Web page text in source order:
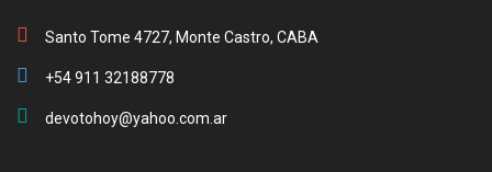
Santo Tome 4727, Monte Castro, CABA
+54 911 32188778
devotohoy@yahoo.com.ar